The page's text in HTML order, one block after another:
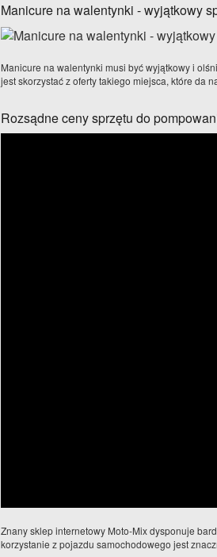
Manicure na walentynki - wyjątkowy
Manicure na walentynki musi być wyjątkowy i
jest skorzystać z oferty takiego miejsca, które da
Rozsądne ceny sprzętu do
Znany sklep internetowy Moto-Mix dysponuje
korzystanie z pojazdu samochodowego jest